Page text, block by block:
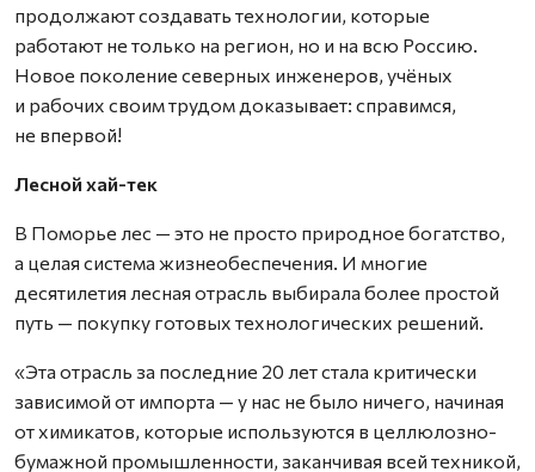
продолжают создавать технологии, которые
работают не только на регион, но и на всю Россию.
Новое поколение северных инженеров, учёных
и рабочих своим трудом доказывает: справимся,
не впервой!
Лесной хай-тек
В Поморье лес — это не просто природное богатство,
а целая система жизнеобеспечения. И многие
десятилетия лесная отрасль выбирала более простой
путь — покупку готовых технологических решений.
«Эта отрасль за последние 20 лет стала критически
зависимой от импорта — у нас не было ничего, начиная
от химикатов, которые используются в целлюлозно-
бумажной промышленности, заканчивая всей техникой,